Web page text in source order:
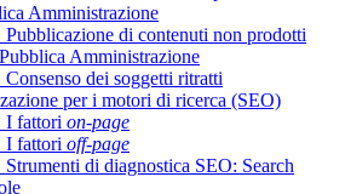
Amministrazione
Pubblicazione di contenuti non prodotti
Amministrazione
Consenso dei soggetti ritratti
per i motori di ricerca (SEO)
I fattori on-page
I fattori off-page
Strumenti di diagnostica SEO: Search